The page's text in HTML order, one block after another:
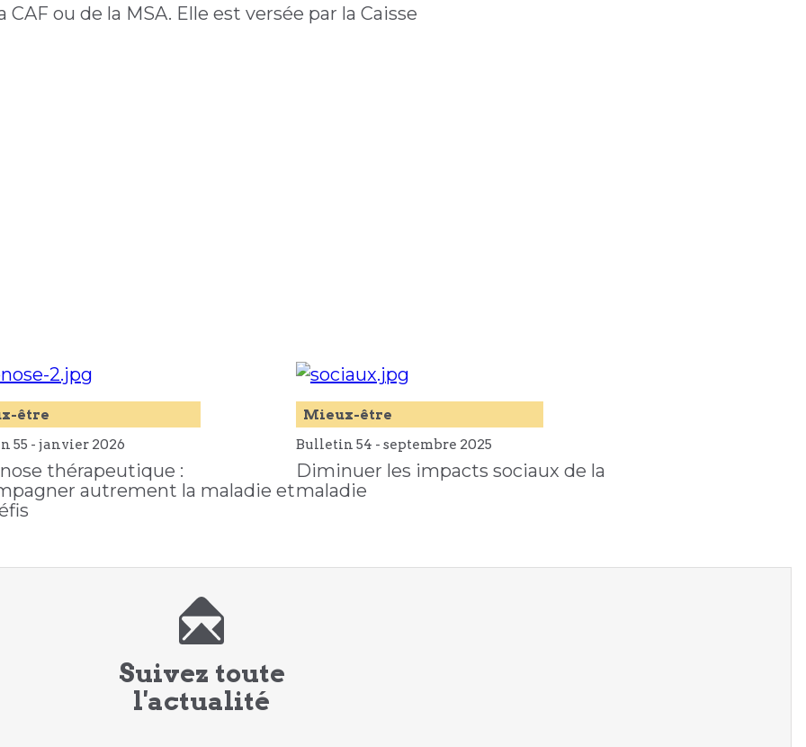
ou de la MSA. Elle est versée par la Caisse
être
55 -janvier 2026
thérapeutique :
autrement la maladie et
Mieux-être
Bulletin 54 - septembre 2025
Diminuer les impacts sociaux de la
maladie
Suivez toute
l'actualité